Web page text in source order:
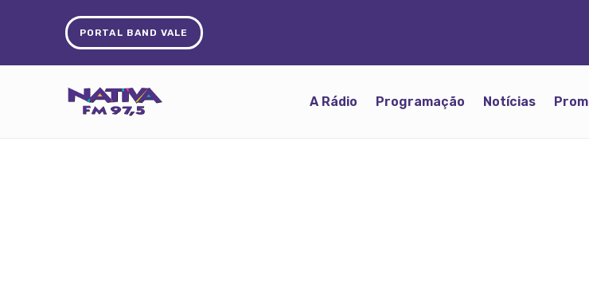
PORTAL BAND VALE
A Rádio Programação Notícias